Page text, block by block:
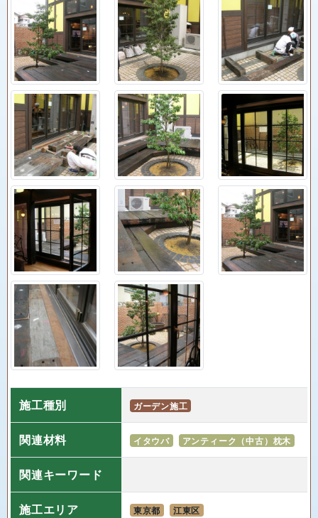
施工種別 ガーデン施工
関連材料 イタウバ アンティーク（中古）枕木
関連キーワード
施工エリア 東京都 江東区